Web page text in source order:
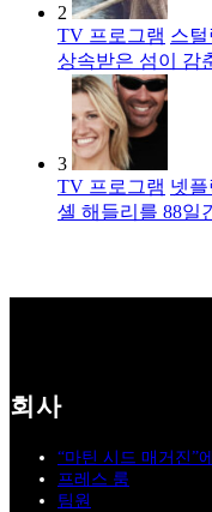
2
TV 프로그램 스
상속받은 섬이 감
3
TV 프로그램 넷플
셸 해들리를 88일
회사
“마틴 시드 매거진”
프레스 룸
팀원